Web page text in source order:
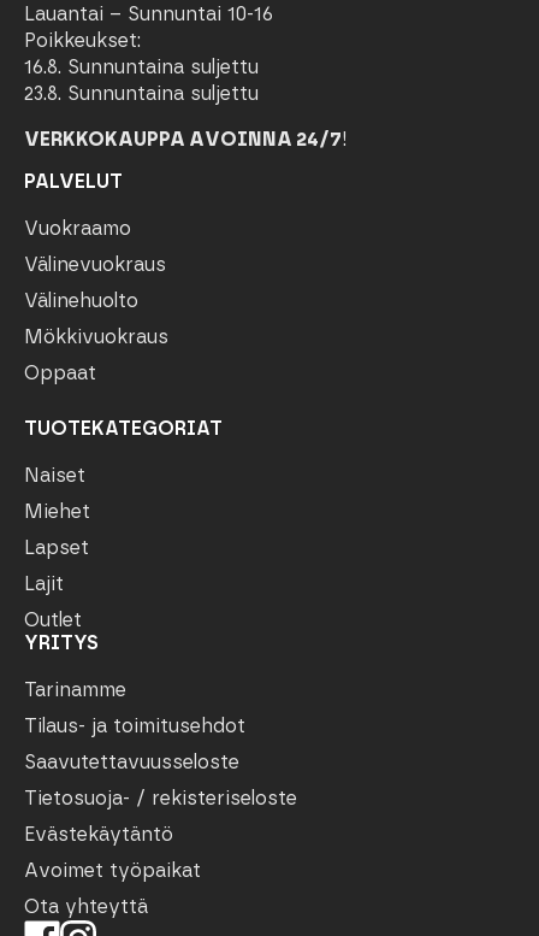
Lauantai – Sunnuntai 10-16
Poikkeukset:
16.8. Sunnuntaina suljettu
23.8. Sunnuntaina suljettu
VERKKOKAUPPA AVOINNA 24/7!
PALVELUT
Vuokraamo
Välinevuokraus
Välinehuolto
Mökkivuokraus
Oppaat
TUOTEKATEGORIAT
Naiset
Miehet
Lapset
Lajit
Outlet
YRITYS
Tarinamme
Tilaus- ja toimitusehdot
Saavutettavuusseloste
Tietosuoja- / rekisteriseloste
Evästekäytäntö
Avoimet työpaikat
Ota yhteyttä